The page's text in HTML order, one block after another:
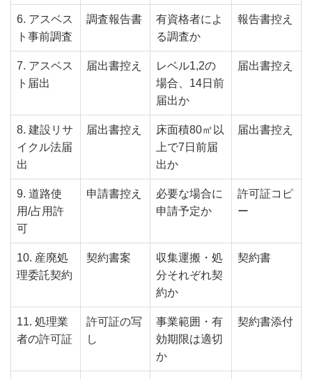
6. アスベス
ト事前調査
調査報告書
有資格者によ
る調査か
報告書控え
7. アスベス
ト届出
届出書控え
レベル1,2の
場合、14日前
届出か
届出書控え
8. 建設リサ
イクル法届
出
届出書控え
床面積80㎡以
上で7日前届
出か
届出書控え
9. 道路使
用/占用許
可
申請書控え
必要な場合に
申請予定か
許可証コピ
ー
10. 産廃処
理委託契約
契約書案
収集運搬・処
分それぞれ契
約か
契約書
11. 処理業
者の許可証
許可証の写
し
事業範囲・有
効期限は適切
か
契約書添付